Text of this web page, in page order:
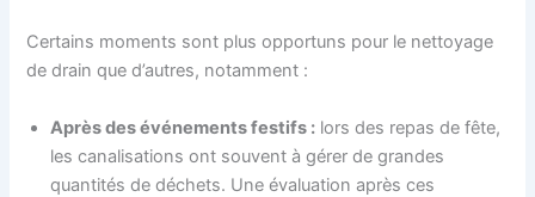
Certains moments sont plus opportuns pour le nettoyage
de drain que d’autres, notamment :
Après des événements festifs : lors des repas de fête,
les canalisations ont souvent à gérer de grandes
quantités de déchets. Une évaluation après ces